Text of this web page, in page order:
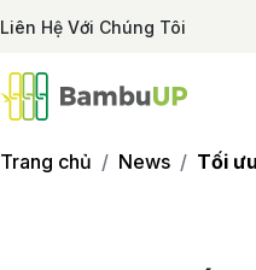
Liên Hệ Với Chúng Tôi
Trang chủ
News Tối